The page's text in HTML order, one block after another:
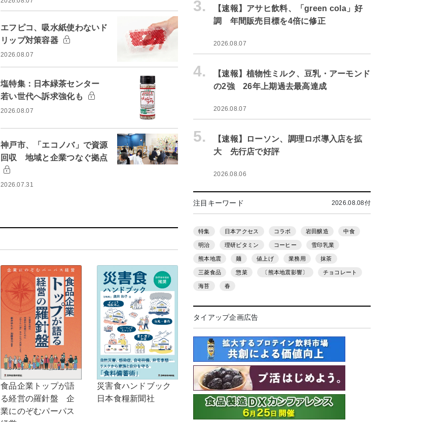
エフピコ、吸水紙使わないド
リップ対策容器
2026.08.07
塩特集：日本緑茶センター
若い世代へ訴求強化も
2026.08.07
神戸市、「エコノバ」で資源
回収 地域と企業つなぐ拠点
2026.07.31
食品企業トップが語
る経営の羅針盤 企
業にのぞむパーパス
災害食ハンドブック
日本食糧新聞社
3.
【速報】アサヒ飲料、「green cola」好
調 年間販売目標を4倍に修正
2026.08.07
4.
【速報】植物性ミルク、豆乳・アーモンド
の2強 26年上期過去最高達成
2026.08.07
5.
【速報】ローソン、調理ロボ導入店を拡
大 先行店で好評
2026.08.06
注目キーワード 2026.08.08付
特集 日本アクセス コラボ 岩田醸造 中食
明治 理研ビタミン コーヒー 雪印乳業
熊本地震 麺 値上げ 業務用 抹茶
三菱食品 惣菜 〔熊本地震影響〕 チョコレート
海苔 春
タイアップ企画広告